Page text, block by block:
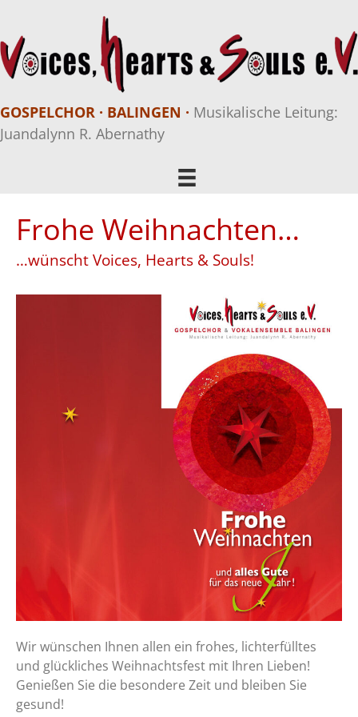
GOSPELCHOR · BALINGEN · Musikalische Leitung:
Juandalynn R. Abernathy
Frohe Weihnachten…
…wünscht Voices, Hearts & Souls!
Wir wünschen Ihnen allen ein frohes, lichterfülltes
und glückliches Weihnachtsfest mit Ihren Lieben!
Genießen Sie die besondere Zeit und bleiben Sie
gesund!